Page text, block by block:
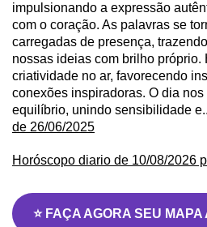
impulsionando a expressão
com o coração. As palavras se
carregadas de presença,
nossas ideias com brilho próprio.
criatividade no ar, favorecendo
conexões inspiradoras. O dia
equilíbrio, unindo sensibilidade
de 26/06/2025
Horóscopo diario de 10/08/2026
⭐ FAÇA AGORA SEU